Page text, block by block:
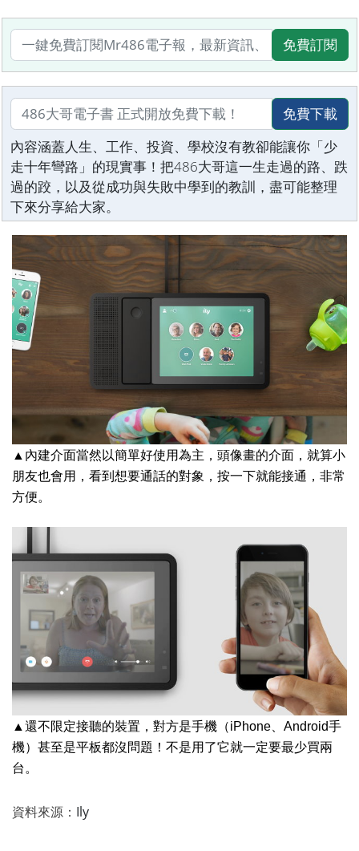
免費訂閱
免費下載
內容涵蓋人生、工作、投資、學校沒有教卻能讓你「少
走十年彎路」的現實事！把486大哥這一生走過的路、跌
過的跤，以及從成功與失敗中學到的教訓，盡可能整理
下來分享給大家。
▲內建介面當然以簡單好使用為主，頭像畫的介面，就算小
朋友也會用，看到想要通話的對象，按一下就能接通，非常
方便。
▲還不限定接聽的裝置，對方是手機（iPhone、Android手
機）甚至是平板都沒問題！不是用了它就一定要最少買兩
台。
資料來源： Ily